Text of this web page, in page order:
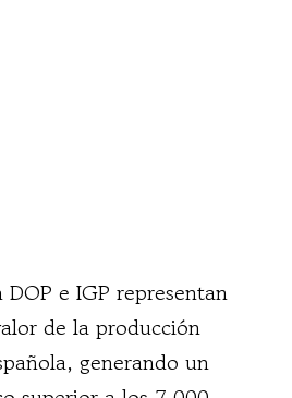
e IGP representan
de la producción
generando un